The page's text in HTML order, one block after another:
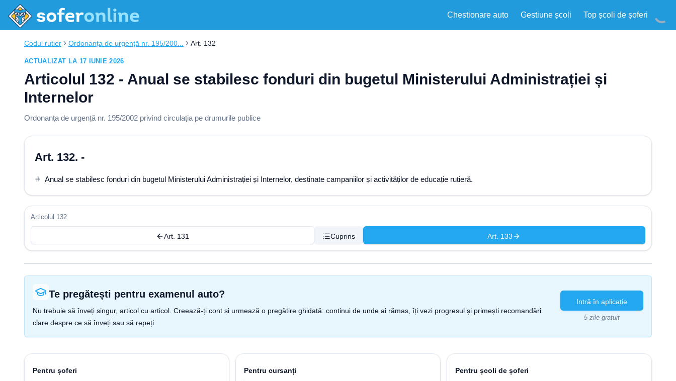
Chestionare auto Gestiune școli Top școli de șoferi
Codul rutier Ordonanța de urgență nr. 195/200... Art. 132
ACTUALIZAT LA 17 IUNIE 2026
Articolul 132 - Anual se stabilesc fonduri din bugetul Ministerului Administrației și
Internelor
Ordonanța de urgență nr. 195/2002 privind circulația pe drumurile publice
Art. 132. -
Anual se stabilesc fonduri din bugetul Ministerului Administrației și Internelor, destinate campaniilor și activităților de educație rutieră.
Articolul 132
Art. 131 Cuprins Art. 133
Te pregătești pentru examenul auto?
Nu trebuie să înveți singur, articol cu articol. Creează-ți cont și urmează o pregătire ghidată: continui de unde ai rămas, îți vezi progresul și primești recomandări
clare despre ce să înveți sau să repeți.
Intră în aplicație
5 zile gratuit
Pentru șoferi
Pentru cursanți
Pentru școli de șoferi